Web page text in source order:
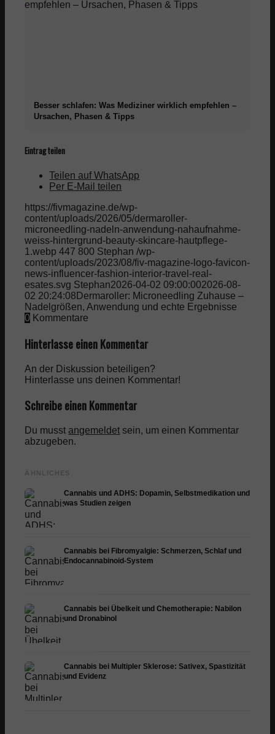
Besser schlafen: Was Mediziner wirklich empfehlen –
Ursachen, Phasen & Tipps
Eintrag teilen
Teilen auf WhatsApp
Per E-Mail teilen
https://fivmagazine.de/wp-
content/uploads/2026/05/dermaroller-
microneedling-nadeln-anwendung-nahaufnahme-
weiss-hintergrund-beauty-skincare-hautpflege-
1.webp 447 800 Stephan /wp-
content/uploads/2023/08/fiv-magazine-logo-favicon-
news-influencer-fashion-interior-travel-real-
esates.svg Stephan2026-04-02 09:00:002026-08-
02 20:24:08 Dermaroller: Microneedling Zuhause –
Nadelgrößen, Anwendung und echte Ergebnisse
0 Kommentare
Hinterlasse einen Kommentar
An der Diskussion beteiligen?
Hinterlasse uns deinen Kommentar!
Schreibe einen Kommentar
Du musst angemeldet sein, um einen Kommentar
abzugeben.
ÄHNLICHES
Cannabis und ADHS: Dopamin, Selbstmedikation und
was Studien zeigen
Cannabis bei Fibromyalgie: Schmerzen, Schlaf und
Endocannabinoid-System
Cannabis bei Übelkeit und Chemotherapie: Nabilon
und Dronabinol
Cannabis bei Multipler Sklerose: Sativex, Spastizität
und Evidenz